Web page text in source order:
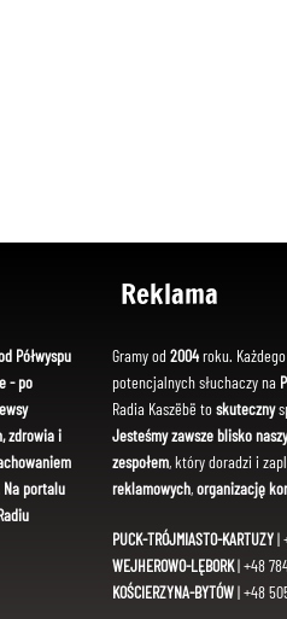
Półwyspu
- po
zdrowia i
portalu
Reklama
Gramy od 2004roku.
potencjalnych słuchaczy na
Radia Kaszëbë toskuteczny
Jesteśmy zawsze blisko
zespołem, który doradzi i
reklamowych,organizację
PUCK-TRÓJMIASTO-KARTUZY|
WEJHEROWO-LĘBORK| +48
KOŚCIERZYNA-BYTÓW| +48